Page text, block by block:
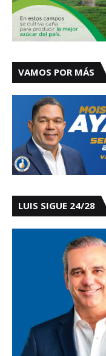
VAMOS POR MÁS
LUIS SIGUE 24/28